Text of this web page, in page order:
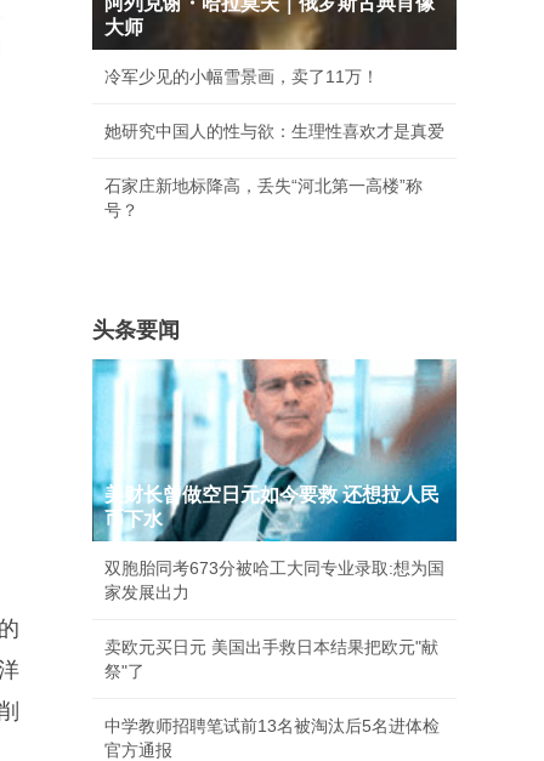
大师
冷军少见的小幅雪景画，卖了11万！
她研究中国人的性与欲：生理性喜欢才是真爱
石家庄新地标降高，丢失“河北第一高楼”称
号？
头条要闻
美财长曾做空日元如今要救 还想拉人民
币下水
双胞胎同考673分被哈工大同专业录取:想为国
家发展出力
卖欧元买日元 美国出手救日本结果把欧元"献
祭"了
中学教师招聘笔试前13名被淘汰后5名进体检
官方通报